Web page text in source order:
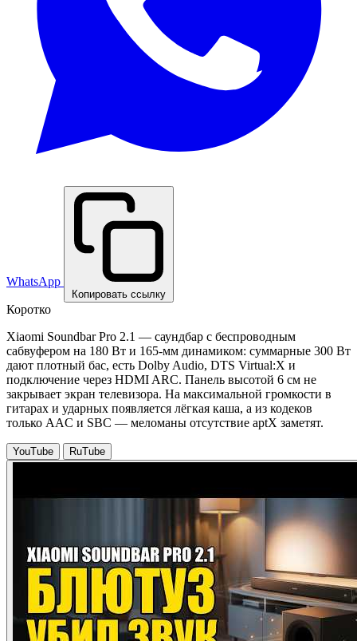
WhatsApp
Копировать ссылку
Коротко
Xiaomi Soundbar Pro 2.1 — саундбар с беспроводным
сабвуфером на 180 Вт и 165-мм динамиком: суммарные 300 Вт
дают плотный бас, есть Dolby Audio, DTS Virtual:X и
подключение через HDMI ARC. Панель высотой 6 см не
закрывает экран телевизора. На максимальной громкости в
гитарах и ударных появляется лёгкая каша, а из кодеков
только AAC и SBC — меломаны отсутствие aptX заметят.
YouTube RuTube